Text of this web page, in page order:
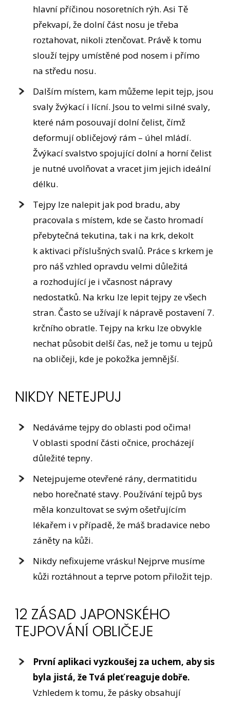
hlavní příčinou nosoretních rýh. Asi Tě
překvapí, že dolní část nosu je třeba
roztahovat, nikoli ztenčovat. Právě k tomu
slouží tejpy umístěné pod nosem i přímo
na středu nosu.
Dalším místem, kam můžeme lepit tejp, jsou
svaly žvýkací i lícní. Jsou to velmi silné svaly,
které nám posouvají dolní čelist, čímž
deformují obličejový rám – úhel mládí.
Žvýkací svalstvo spojující dolní a horní čelist
je nutné uvolňovat a vracet jim jejich ideální
délku.
Tejpy lze nalepit jak pod bradu, aby
pracovala s místem, kde se často hromadí
přebytečná tekutina, tak i na krk, dekolt
k aktivaci příslušných svalů. Práce s krkem je
pro náš vzhled opravdu velmi důležitá
a rozhodující je i včasnost nápravy
nedostatků. Na krku lze lepit tejpy ze všech
stran. Často se užívají k nápravě postavení 7.
krčního obratle. Tejpy na krku lze obvykle
nechat působit delší čas, než je tomu u tejpů
na obličeji, kde je pokožka jemnější.
NIKDY NETEJPUJ
Nedáváme tejpy do oblasti pod očima!
V oblasti spodní části očnice, procházejí
důležité tepny.
Netejpujeme otevřené rány, dermatitidu
nebo horečnaté stavy. Používání tejpů bys
měla konzultovat se svým ošetřujícím
lékařem i v případě, že máš bradavice nebo
záněty na kůži.
Nikdy nefixujeme vrásku! Nejprve musíme
kůži roztáhnout a teprve potom přiložit tejp.
12 ZÁSAD JAPONSKÉHO
TEJPOVÁNÍ OBLIČEJE
První aplikaci vyzkoušej za uchem, aby sis
byla jistá, že Tvá pleť reaguje dobře.
Vzhledem k tomu, že pásky obsahují